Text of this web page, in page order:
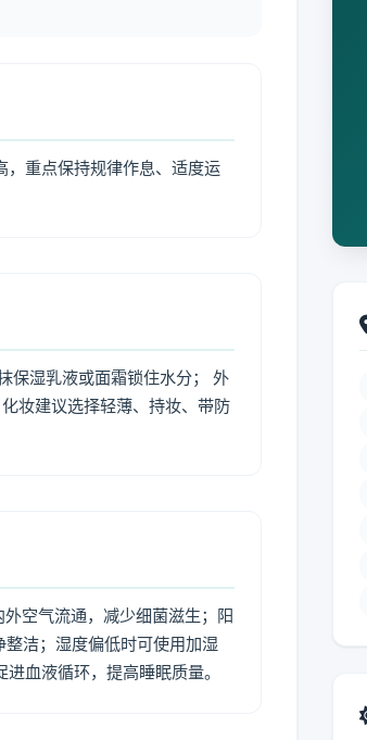
重点保持规律作息、适度运
保湿乳液或面霜锁住水分； 外
妆建议选择轻薄、持妆、带防
空气流通，减少细菌滋生；阳
洁；湿度偏低时可使用加湿
血液循环，提高睡眠质量。